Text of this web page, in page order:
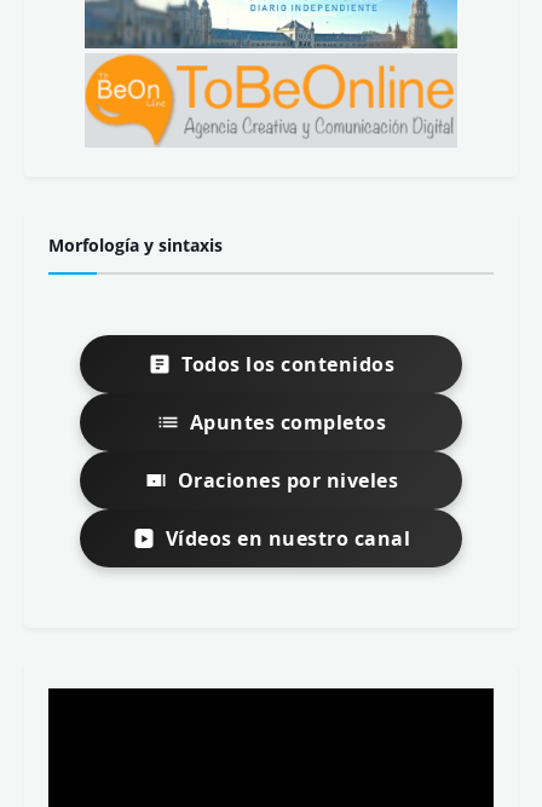
Morfología y sintaxis
Todos los contenidos
Apuntes completos
Oraciones por niveles
Vídeos en nuestro canal